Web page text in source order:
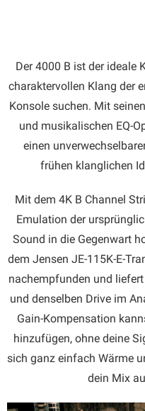
Der 4000 B ist der ideale
charaktervollen Klang der
Konsole suchen. Mit
und musikalischen EQ-
einen
frühen klanglichen
Mit dem 4K B Channel
Emulation der
Sound in die Gegenwart
dem Jensen JE-115K-E-
nachempfunden und
und denselben Drive im
Gain-Kompensation
hinzufügen, ohne deine
sich ganz einfach Wärme
dein Mix